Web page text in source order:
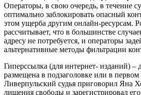
Операторы, в свою очередь, в течение
оптимально заблокировать опасный
этом ущерба другим онлайн-ресурсам.
рассчитывает, что в большинстве
адресу не потребуется, и операторы
альтернативные методы фильтрации
Гиперссылка (для интернет- изданий) –
размещена в подзаголовке или в первом
Ливерпульский судья приговорил Яна
лишения свободы и зарегистрировал